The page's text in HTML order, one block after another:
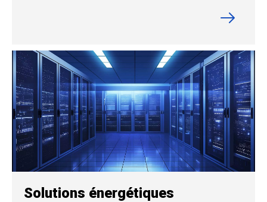
Solutions énergétiques